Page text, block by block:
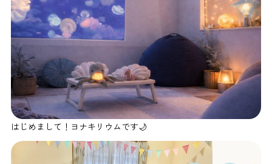
はじめまして！ヨナキリウムです🌙